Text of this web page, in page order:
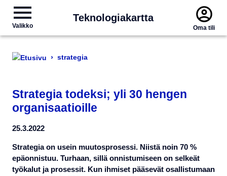
Valikko
Teknologiakartta
Oma tili
› strategia
Strategia todeksi; yli 30 hengen
organisaatioille
25.3.2022
Strategia on usein muutosprosessi. Niistä noin 70 %
epäonnistuu. Turhaan, sillä onnistumiseen on selkeät
työkalut ja prosessit. Kun ihmiset pääsevät osallistumaan